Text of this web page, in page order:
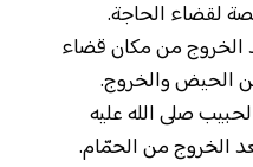
لقضاء الحاجة.
الخروج من مكان قضاء
الحيض والخروج.
صلى الله عليه
الخروج من الحمّام.